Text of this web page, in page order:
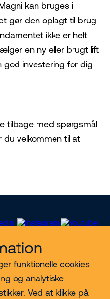
funktionelle cookies
og analytiske
Ved at klikke på
kan bruges i
gør den oplagt til brug
ikke er helt
en ny eller brugt lift
god investering for dig
tilbage med spørgsmål
du velkommen til at